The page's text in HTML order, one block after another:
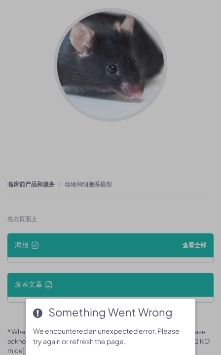
临床前产品和服务 动物和细胞系模型
在此页面上
海报 查看全部
发表文章
* When publishing results obtained using this animal model, please
acknowledge the source as follows: The animal model [B-Mir142 KO
mice] (Cat# 170681) was purchased from Biocytogen.
Something Went Wrong
We encountered an unexpected error. Please
try again or refresh the page.
Something Went Wrong
We encountered an unexpected error. Please
try again or refresh the page.